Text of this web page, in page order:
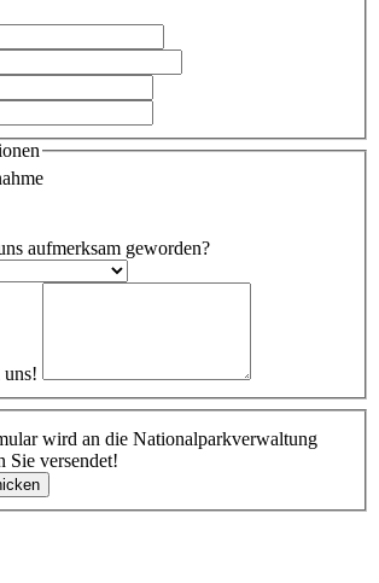
aufmerksam geworden?
wird an die Nationalparkverwaltung
Sie versendet!